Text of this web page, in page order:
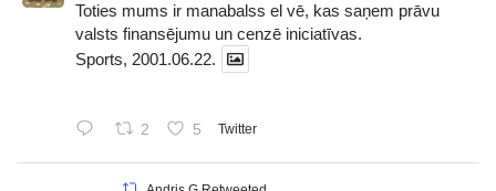
Toties mums ir manabalss el vē, kas saņem prāvu
valsts finansējumu un cenzē iniciatīvas.
Sports, 2001.06.22.
2 5 Twitter